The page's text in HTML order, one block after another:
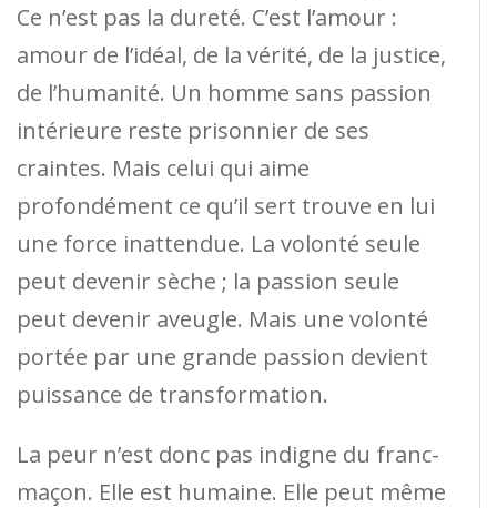
Ce n’est pas la dureté. C’est l’amour :
amour de l’idéal, de la vérité, de la justice,
de l’humanité. Un homme sans passion
intérieure reste prisonnier de ses
craintes. Mais celui qui aime
profondément ce qu’il sert trouve en lui
une force inattendue. La volonté seule
peut devenir sèche ; la passion seule
peut devenir aveugle. Mais une volonté
portée par une grande passion devient
puissance de transformation.
La peur n’est donc pas indigne du franc-
maçon. Elle est humaine. Elle peut même